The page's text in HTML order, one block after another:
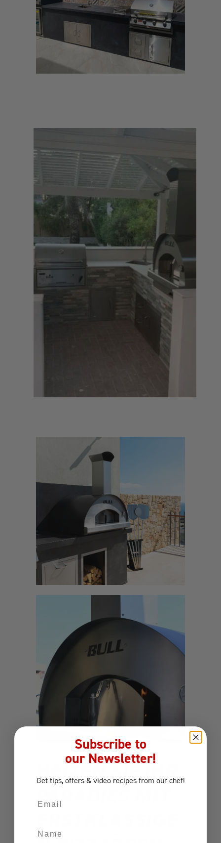
HEIZEN SIE IHR
PARADIES MIT
Subscribe to
our Newsletter!
Get tips, offers & video recipes from our chef!